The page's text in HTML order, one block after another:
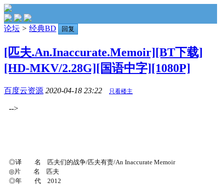
论坛 > 经典BD 回复
[匹夫.An.Inaccurate.Memoir][BT下载]
[HD-MKV/2.28G][国语中字][1080P]
百度云资源 2020-04-18 23:22 只看楼主
-->
◎译 名 匹夫们的战争/匹夫有责/An Inaccurate Memoir
◎片 名 匹夫
◎年 代 2012